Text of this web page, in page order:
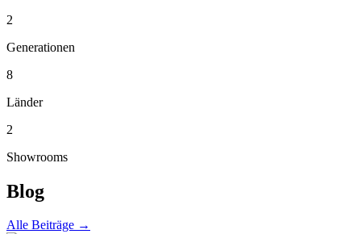
2
Generationen
8
Länder
2
Showrooms
Blog
Alle Beiträge →